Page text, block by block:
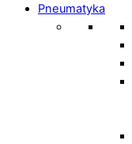
Pneumatyka